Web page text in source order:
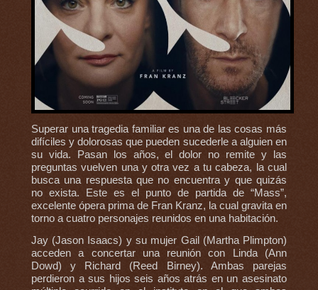
Superar una tragedia familiar es una de las cosas más
difíciles y dolorosas que pueden sucederle a alguien en
su vida. Pasan los años, el dolor no remite y las
preguntas vuelven una y otra vez a tu cabeza, la cual
busca una respuesta que no encuentra y que quizás
no exista. Este es el punto de partida de “Mass”,
excelente ópera prima de Fran Kranz, la cual gravita en
torno a cuatro personajes reunidos en una habitación.
Jay (Jason Isaacs) y su mujer Gail (Martha Plimpton)
acceden a concertar una reunión con Linda (Ann
Dowd) y Richard (Reed Birney). Ambas parejas
perdieron a sus hijos seis años atrás en un asesinato